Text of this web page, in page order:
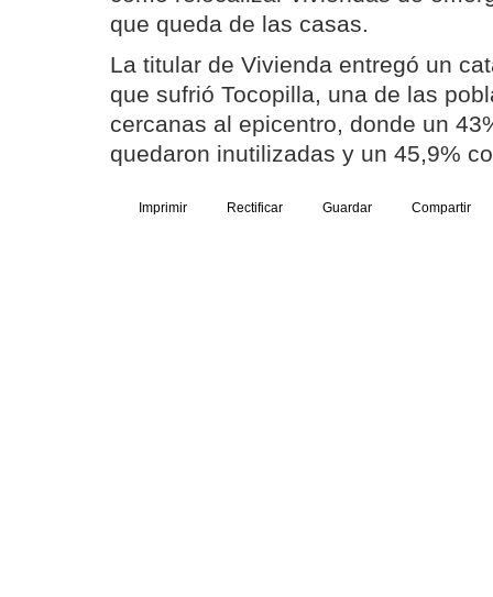
que queda de las casas.
La titular de Vivienda entregó un
que sufrió Tocopilla, una de las
cercanas al epicentro, donde un
quedaron inutilizadas y un 45,9%
Imprimir Rectificar Guardar Compartir